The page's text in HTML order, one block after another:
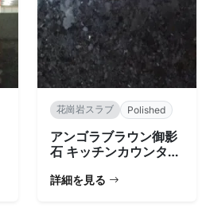
花崗岩スラブ Polished
アンゴラブラウン御影
石 キッチンカウンター
詳細を見る